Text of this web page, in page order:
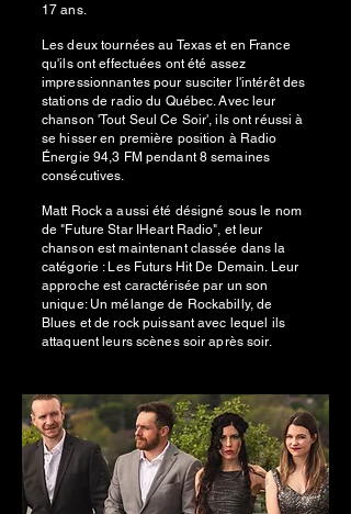
17 ans.
Les deux tournées au Texas et en France
qu'ils ont effectuées ont été assez
impressionnantes pour susciter l'intérêt des
stations de radio du Québec. Avec leur
chanson 'Tout Seul Ce Soir', ils ont réussi à
se hisser en première position à Radio
Énergie 94,3 FM pendant 8 semaines
consécutives.
Matt Rock a aussi été désigné sous le nom
de "Future Star IHeart Radio", et leur
chanson est maintenant classée dans la
catégorie : Les Futurs Hit De Demain. Leur
approche est caractérisée par un son
unique: Un mélange de Rockabilly, de
Blues et de rock puissant avec lequel ils
attaquent leurs scènes soir après soir.